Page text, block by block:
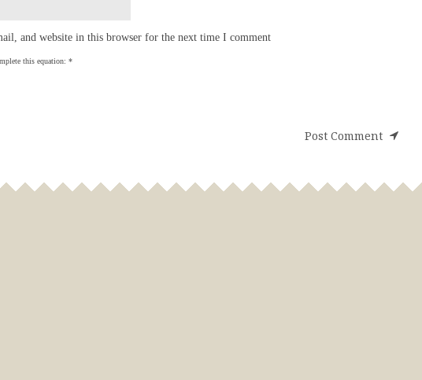
and website in this browser for the next time I comment
this equation: *